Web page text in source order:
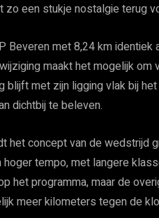
zo een stukje nostalgie terug
Beveren met 8,24 km identiek
maakt het mogelijk
blijft met zijn ligging vlak bij
dichtbij te beleven.
het concept van de wedstrijd
tempo, met langere
het programma, maar de
meer kilometers tegen de